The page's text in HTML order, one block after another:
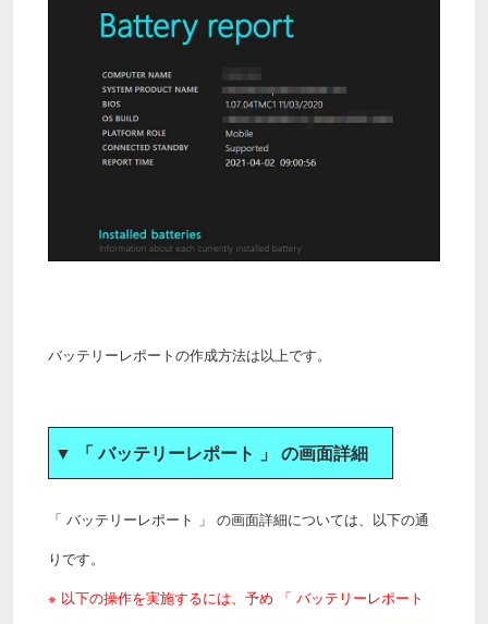
バッテリーレポートの作成方法は以上です。
▼ 「 バッテリーレポート 」 の画面詳細
「 バッテリーレポート 」 の画面詳細については、以下の通
りです。
※ 以下の操作を実施するには、予め 「 バッテリーレポート